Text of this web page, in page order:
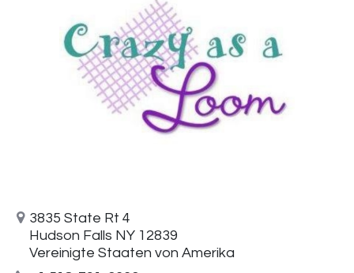
3835 State Rt 4
Hudson Falls NY 12839
Vereinigte Staaten von Amerika